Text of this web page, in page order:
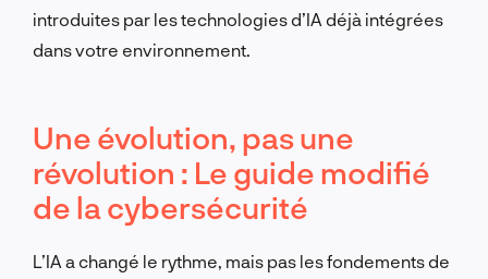
introduites par les technologies d’IA déjà intégrées
dans votre environnement.
Une évolution, pas une
révolution : Le guide modifié
de la cybersécurité
L’IA a changé le rythme, mais pas les fondements de